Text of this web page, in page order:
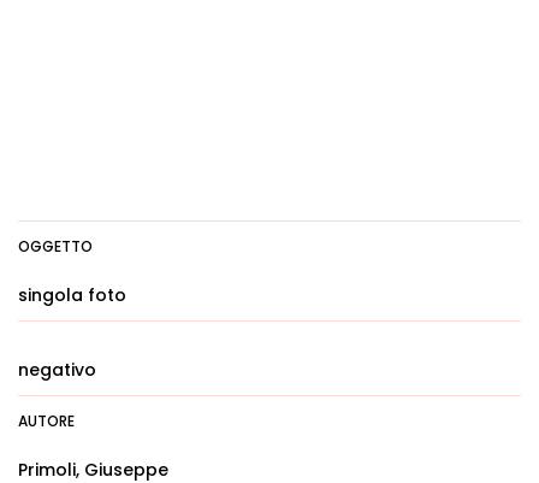
OGGETTO
singola foto
negativo
AUTORE
Primoli, Giuseppe